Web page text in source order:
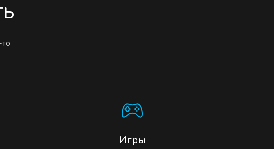
Игры